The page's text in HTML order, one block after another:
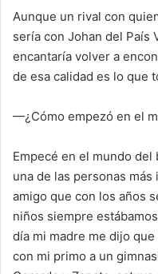
Aunque un rival con
sería con Johan del País
encantaría volver a
de esa calidad es lo que
—¿Cómo empezó en el
Empecé en el mundo
una de las personas
amigo que con los años
niños siempre
día mi madre me dijo
con mi primo a un